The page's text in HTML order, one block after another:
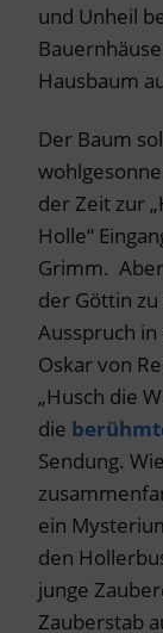
und Unheil
Hausbaum
Der Baum
der Zeit zur
Holle“
Grimm.
der Göttin
Ausspruch
Oskar von
„Husch die
die
Sendung.
ein
den
junge
Zauberstab